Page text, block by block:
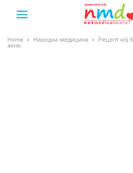
Home Народна медицина
Рецепт кој
акни